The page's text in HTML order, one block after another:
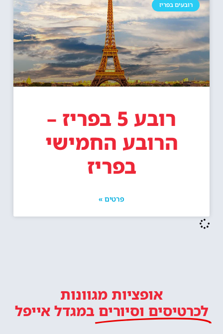
רובעים בפריז
רובע 5 בפריז –
הרובע החמישי
בפריז
פרטים »
אופציות מגוונות
לכרטיסים וסיורים במגדל אייפל